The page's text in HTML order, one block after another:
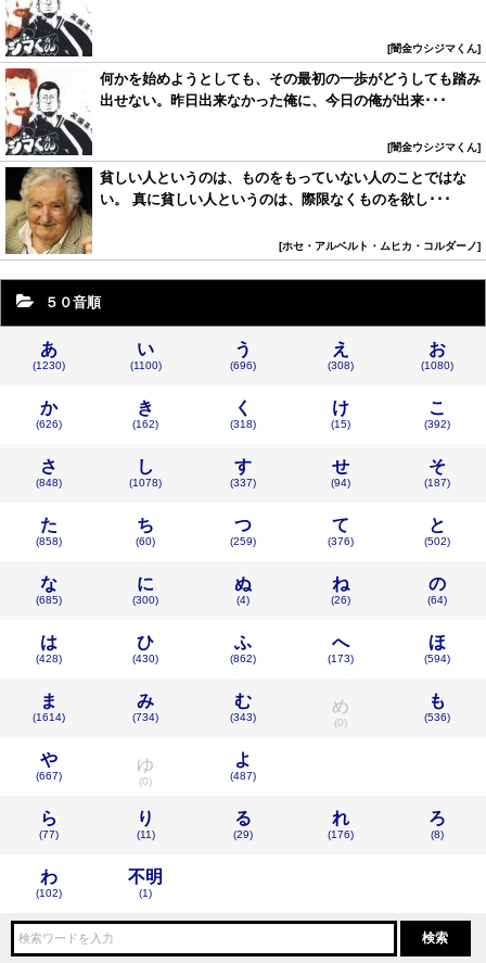
闇金ウシジマくん
何かを始めようとしても、その最初の一歩がどうしても踏み
出せない。昨日出来なかった俺に、今日の俺が出来･･･
闇金ウシジマくん
貧しい人というのは、ものをもっていない人のことではな
い。 真に貧しい人というのは、際限なくものを欲し･･･
ホセ・アルベルト・ムヒカ・コルダーノ
５０音順
あ
(1230)
い
(1100)
う
(696)
え
(308)
お
(1080)
か
(626)
き
(162)
く
(318)
け
(15)
こ
(392)
さ
(848)
し
(1078)
す
(337)
せ
(94)
そ
(187)
た
(858)
ち
(60)
つ
(259)
て
(376)
と
(502)
な
(685)
に
(300)
ぬ
(4)
ね
(26)
の
(64)
は
(428)
ひ
(430)
ふ
(862)
へ
(173)
ほ
(594)
ま
(1614)
み
(734)
む
(343)
め
(0)
も
(536)
や
(667)
ゆ
(0)
よ
(487)
ら
(77)
り
(11)
る
(29)
れ
(176)
ろ
(8)
わ
(102)
不明
(1)